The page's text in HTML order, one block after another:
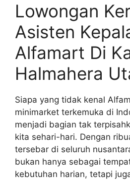
Lowongan
Asisten
Alfamart Di
Halmahera
Siapa yang tidak kenal
minimarket terkemuka di
menjadi bagian tak
kita sehari-hari. Dengan
tersebar di seluruh
bukan hanya sebagai
kebutuhan harian, tetapi